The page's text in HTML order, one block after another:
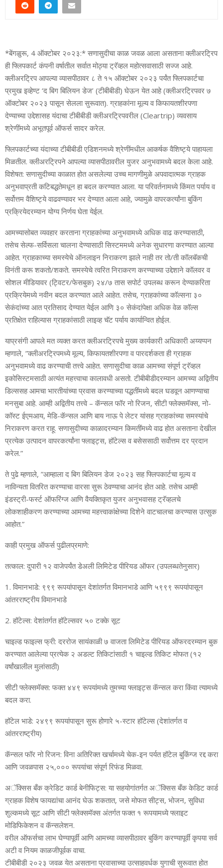
*बेंगळुरू, 4 ऑक्‍टोबर २०२३:* सणासुदीचा काळ जवळ आला असताना क्‍लीअरट्रिप
ही फ्लिपकार्ट कंपनी वर्षातील सर्वात मोठ्या ट्रॅव्‍हल महोत्‍सवासाठी सज्‍ज आहे.
क्‍लीअरट्रिप आपल्‍या व्‍यासपीठावर ८ ते १५ ऑक्‍टोबर २०२३ पर्यंत फ्लिपकार्टचा
प्रमुख इव्‍हेण्‍ट ‘द बिग बिलियन डेज’ (टीबीबीडी) घेऊन येत आहे (क्‍लीअरट्रिपवर ७
ऑक्‍टोबर २०२३ पासून सेलला सुरूवात). ग्राहकांना मूल्‍य व किफायतशीरपणा
देण्‍याच्‍या उद्देशासह यंदाचा टीबीबीडी क्‍लीअरट्रिपवरील (Cleartrip) व्‍यवसाय
श्रेणींमध्‍ये अभूतपूर्व ऑफर्स सादर करेल.
फ्लिपकार्टच्‍या यंदाच्‍या टीबीबीडी एडिशनमध्‍ये श्रेणींमधील आकर्षक वैशिष्‍ट्ये पाहायला
मिळतील. क्‍लीअरट्रिपने आपल्‍या व्‍यासपीठावरील युजर अनुभवामध्‍ये बदल केला आहे.
विशेषत: सणासुदीच्‍या काळात होत असलेल्‍या उच्‍च मागणीमुळे अपवादात्‍मक ग्राहक
अनुभवाप्रती कटिबद्धतेमधून हा बदल करण्‍यात आला. या परिवर्तनामध्‍ये किंमत पर्याय व
सर्वोत्तम वैशिष्‍ट्ये वाढवण्‍यावर भर देण्‍यात आला आहे, ज्‍यामुळे वापरकर्त्‍यांना बुकिंग
प्रक्रियेदरम्‍यान योग्‍य निर्णय घेता येईल.
आमच्‍यासोबत व्‍यवहार करताना ग्राहकांच्‍या अनुभवामध्‍ये अधिक वाढ करण्‍यासाठी,
तसेच सेल्‍फ-सर्विसला चालना देण्‍यासाठी सिस्‍टममध्‍ये अनेक सुधारणा करण्यात आल्‍या
आहेत. ग्राहकाच्‍या समस्‍येचे ऑनलाइन निराकरण झाले नाही तर तो/ती कॉलबॅकची
विनंती करू शकतो/शकते. समस्‍येचे त्‍वरित निराकरण करण्‍याच्‍या उद्देशाने कॉलवर व
सोशल मीडियावर (ट्विटर/फेसबुक) २४/७ तास सपोर्ट उपलब्‍ध करून देण्‍याकरिता
प्रक्रियेमध्‍ये नवीन बदल करण्‍यात आले आहेत. तसेच, ग्राहकांच्‍या कॉल्‍सना ३०
सेकंदांच्‍या आत प्रतिसाद देण्‍यात येईल आणि ३० सेकंदांपेक्षा अधिक वेळ कॉल्‍स
प्रतिक्षेत राहिल्‍यास ग्राहकांसाठी लाइव्‍ह चॅट पर्याय कार्यान्वित होईल.
याप्रसंगी आपले मत व्‍यक्‍त करत क्‍लीअरट्रिपचे मुख्‍य कार्यकारी अधिकारी अय्यप्‍पन
म्‍हणाले, ”क्‍ली‍अरट्रिपमध्‍ये मूल्‍य, किफायतशीरपणा व पारदर्शकता ही ग्राहक
अनुभवामध्‍ये वाढ करण्‍याची तत्त्वे आहेत. सणासुदीचा काळ आमच्‍या संपूर्ण ट्रॅव्‍हल
इकोसिस्‍टमसाठी अत्‍यंत महत्त्वाचा कालावधी असतो. टीबीबीडीदरम्‍यान आमच्‍या अद्वितीय
डिल्‍ससह आमचा भारतीयांच्‍या प्रवास करण्‍याच्‍या पद्धतींमध्‍ये बदल घडवून आणण्‍याचा
मनसुबा आहे. आम्‍ही अद्वितीय तत्त्वे – कॅन्‍सल फॉर नो रिजन, सीटी फ्लेक्‍समॅक्‍स, नो-
कॉस्‍ट ईएमआय, मेडि-कॅन्‍सल आणि बाय नाऊ पे लेटर यांसह ग्राहकांच्‍या समस्‍यांचे
निराकरण करत राहू. सणासुदीच्‍या काळादरम्‍यान किमतींमध्‍ये वाढ होत असताना देखील
प्रत्‍येक उत्‍पादन वापरकर्त्‍यांना फ्लाइट्स, हॉटेल्‍स व बसेससाठी सर्वोत्तम दर प्रदान
करेल.”
ते पुढे म्‍हणाले, ”आम्‍हाला द बिग बिलियन डेज २०२३ सह फ्लिपकार्टचा मूल्‍य व
नाविन्‍यता वितरित करण्‍याचा वारसा सुरू ठेवण्‍याचा आनंद होत आहे. तसेच आम्‍ही
इंडस्‍ट्री-फर्स्‍ट ऑफरिंग्‍ज आणि वैयक्तिकृत युजर अनुभवासह ट्रॅव्‍हलचे
लोकशाहीकरण करण्‍याच्‍या आमच्‍या महत्त्‍वाकांक्षेच्‍या दिशेने वाटचालचा करण्‍यास उत्‍सुक
आहोत.”
काही प्रमुख ऑफर्स पुढीलप्रमाणे:
तत्‍काल: दुपारी १२ वाजेपर्यंत डेअली लिमिटेड पीरियड ऑफर (उपलब्‍धतेनुसार)
1. विमानभाडे: ९९९ रूपयांपासून देशांतर्गत विमानभाडे आणि ५९९९ रूपयांपासून
आंतरराष्‍ट्रीय विमानभाडे
2. हॉटेल्‍स: देशांतर्गत हॉटेल्‍सवर ५० टक्‍के सूट
चाइल्‍ड फाइल्‍स फ्री: दररोज सायंकाळी ७ वाजता लिमिटेड पीरियड ऑफरदरम्‍यान बुक
करण्‍यात आलेल्‍या प्रत्‍येक २ अडल्‍ट तिकिटांसाठी १ चाइल्‍ड तिकिट मोफत (१२
वर्षांखालील मुलांसाठी)
सीटी फ्लेक्‍समॅक्‍स: फक्‍त ४४९ रूपयांमध्‍ये तुमच्‍या फ्लाइट्स कॅन्‍सल करा किंवा त्‍यामध्‍ये
बदल करा.
हॉटेल भाडे: २४९९ रूपयांपासून सुरू होणारे ५-स्‍टार हॉटेल्‍स (देशांतर्गत व
आंतरराष्‍ट्रीय)
कॅन्‍सल फॉर नो रिजन: विना अतिरिक्‍त खर्चामध्‍ये चेक-इन पर्यत हॉटेल बुकिंग्‍ज रद्द करा
आणि जवळपास २५,००० रूपयांचा संपूर्ण रिफंड मिळवा.
अॅक्सिस बँक क्रेडिट कार्ड बेनीफिट्स: या सहयोगांतर्गत अॅक्सिस बँक केडिट कार्ड
ग्राहक विशेष फायद्यांचा आनंद घेऊ शकतात, जसे मोफत सीट्स, भोजन, सुविधा
शुल्‍कमध्‍ये सूट आणि सीटी फ्लेक्‍समॅक्‍स अंतर्गत फक्‍त १ रूपयामध्‍ये फ्लाइट
मोडिफिकेशन व कॅन्‍सलेशन.
वरील ऑफर्सचा लाभ घेण्‍यापूर्वी आणि आमच्‍या व्‍यासपीठावर बुकिंग करण्‍यापूर्वी कृपया सर्व
अटी व नियम काळजीपूर्वक वाचा.
टीबीबीडी २०२३ जवळ येत असताना प्रवासाच्‍या उत्‍साहवर्धक युगाची सुरूवात होत